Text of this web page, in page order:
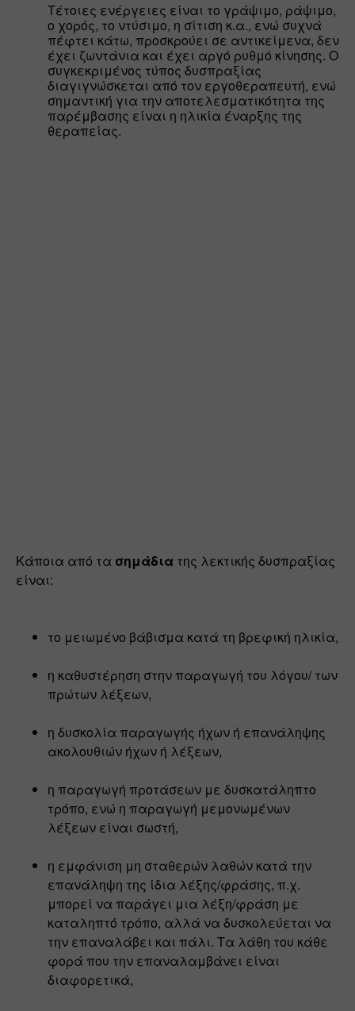
Τέτοιες ενέργειες είναι το γράψιμο, ράψιμο,
ο χορός, το ντύσιμο, η σίτιση κ.α., ενώ συχνά
πέφτει κάτω, προσκρούει σε αντικείμενα, δεν
έχει ζωντάνια και έχει αργό ρυθμό κίνησης. Ο
συγκεκριμένος τύπος δυσπραξίας
διαγιγνώσκεται από τον εργοθεραπευτή, ενώ
σημαντική για την αποτελεσματικότητα της
παρέμβασης είναι η ηλικία έναρξης της
θεραπείας.
Κάποια από τα σημάδια της λεκτικής δυσπραξίας
είναι:
το μειωμένο βάβισμα κατά τη βρεφική ηλικία,
η καθυστέρηση στην παραγωγή του λόγου/ των
πρώτων λέξεων,
η δυσκολία παραγωγής ήχων ή επανάληψης
ακολουθιών ήχων ή λέξεων,
η παραγωγή προτάσεων με δυσκατάληπτο
τρόπο, ενώ η παραγωγή μεμονωμένων
λέξεων είναι σωστή,
η εμφάνιση μη σταθερών λαθών κατά την
επανάληψη της ίδια λέξης/φράσης, π.χ.
μπορεί να παράγει μια λέξη/φράση με
καταληπτό τρόπο, αλλά να δυσκολεύεται να
την επαναλάβει και πάλι. Τα λάθη του κάθε
φορά που την επαναλαμβάνει είναι
διαφορετικά,